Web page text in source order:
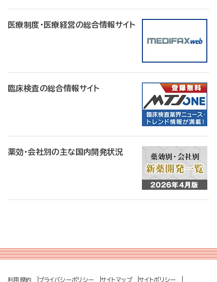
医療制度・医療経営の総合情報サイト
臨床検査の総合情報サイト
薬効・会社別の主な国内開発状況
利用規約 プライバシーポリシー サイトマップ サイトポリシー